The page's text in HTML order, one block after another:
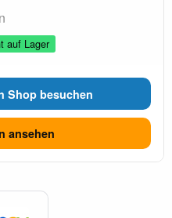
auf Lager
Shop besuchen
ansehen